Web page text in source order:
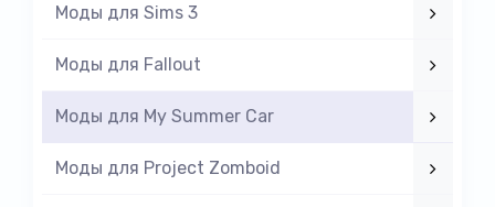
Моды для Sims 3
Моды для Fallout
Моды для My Summer Car
Моды для Project Zomboid